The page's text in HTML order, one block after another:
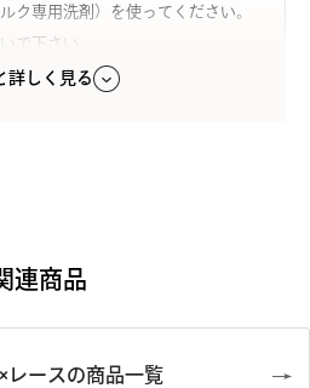
青など染料が複数箇所に付着して
ク専用洗剤）を使ってください。
で下さい。
ださい。
詳しく見る
連商品
レースの商品一覧